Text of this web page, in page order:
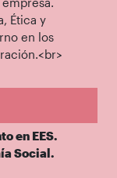
Ética y
en los
en EES.
Social.